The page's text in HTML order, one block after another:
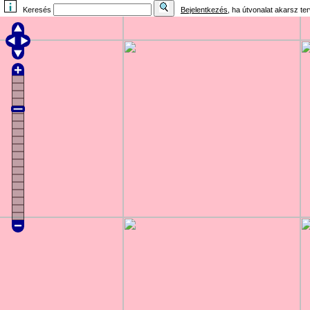
Keresés Bejelentkezés , ha útvonalat akarsz